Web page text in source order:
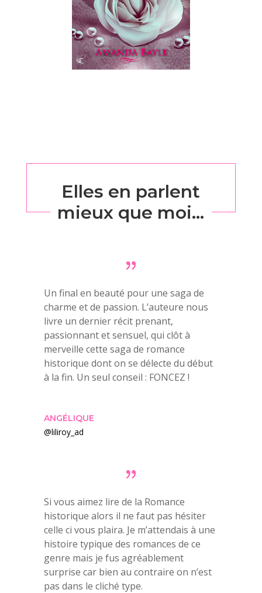
Elles en parlent
mieux que moi…
Un final en beauté pour une saga de
charme et de passion. L’auteure nous
livre un dernier récit prenant,
passionnant et sensuel, qui clôt à
merveille cette saga de romance
historique dont on se délecte du début
à la fin. Un seul conseil : FONCEZ !
ANGÉLIQUE
@liliroy_ad
Si vous aimez lire de la Romance
historique alors il ne faut pas hésiter
celle ci vous plaira. Je m’attendais à une
histoire typique des romances de ce
genre mais je fus agréablement
surprise car bien au contraire on n’est
pas dans le cliché type.